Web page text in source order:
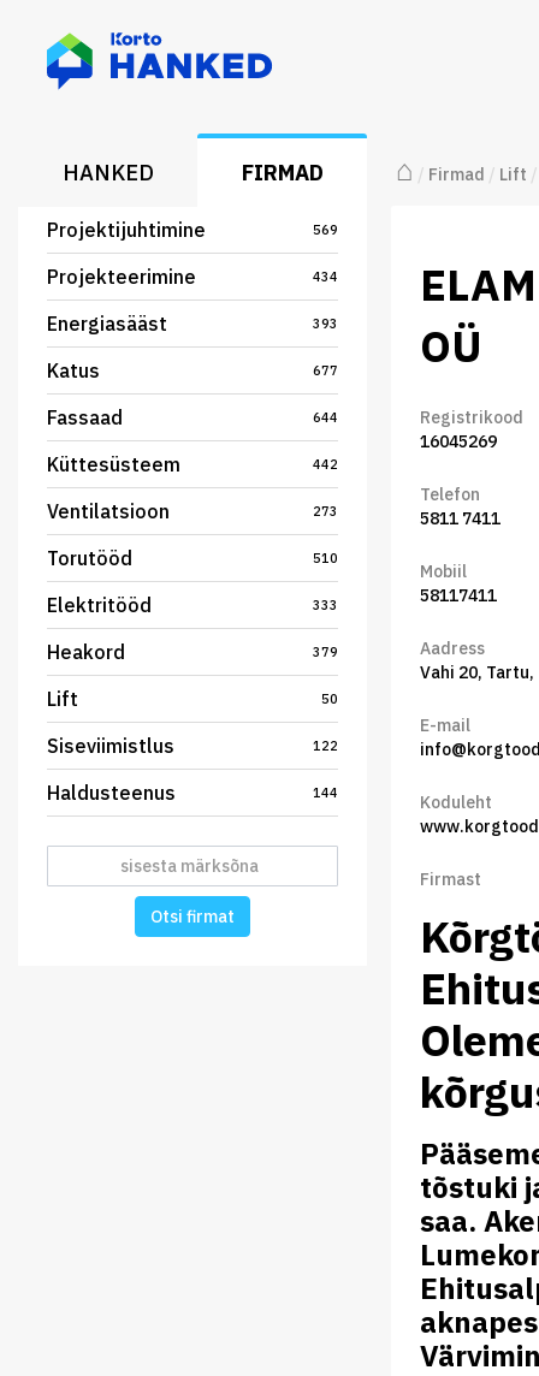
HANKED FIRMAD
Projektijuhtimine 569
Projekteerimine 434
Energiasääst 393
Katus 677
Fassaad 644
Küttesüsteem 442
Ventilatsioon 273
Torutööd 510
Elektritööd 333
Heakord 379
Lift 50
Siseviimistlus 122
Haldusteenus 144
Otsi firmat
⌂ / Firmad / Lift /
OÜ
Registrikood
16045269
Telefon
5811 7411
Mobiil
58117411
Aadress
Vahi 20, Tartu,
E-mail
Koduleht
Firmast
tõstuki
saa.